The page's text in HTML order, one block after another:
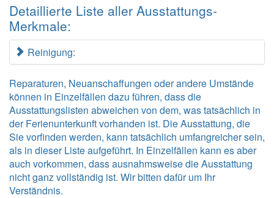
Detaillierte Liste aller Ausstattungs-
Merkmale:
Reinigung:
Reparaturen, Neuanschaffungen oder andere Umstände
können in Einzelfällen dazu führen, dass die
Ausstattungslisten abweichen von dem, was tatsächlich in
der Ferienunterkunft vorhanden ist. Die Ausstattung, die
Sie vorfinden werden, kann tatsächlich umfangreicher sein,
als in dieser Liste aufgeführt. In Einzelfällen kann es aber
auch vorkommen, dass ausnahmsweise die Ausstattung
nicht ganz vollständig ist. Wir bitten dafür um Ihr
Verständnis.